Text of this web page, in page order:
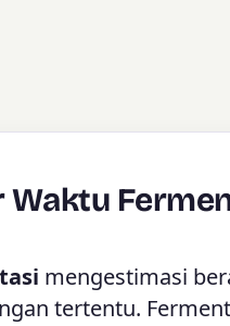
Waktu
mengestimasi
tertentu.